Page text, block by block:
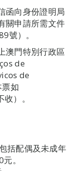
函向身份證明局
關申請所需文件
號）。
澳門特別行政區
de
de
如
）。
括配偶及未成年
。